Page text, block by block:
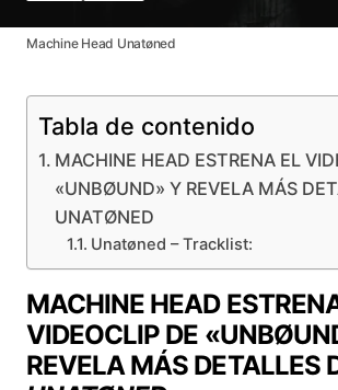
Machine Head Unatøned
Tabla de contenido
MACHINE HEAD ESTRENA EL
«UNBØUND» Y REVELA MÁS
UNATØNED
Unatøned – Tracklist:
MACHINE HEAD
VIDEOCLIP DE
REVELA MÁS DETALLES